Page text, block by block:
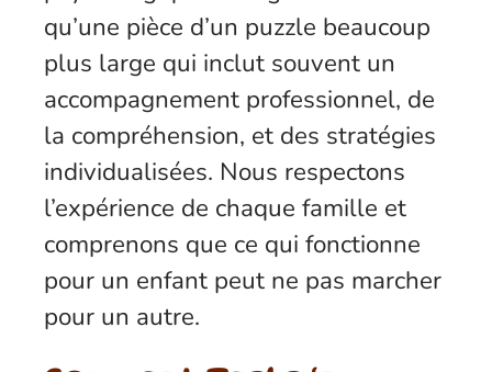
qu’une pièce d’un puzzle beaucoup
plus large qui inclut souvent un
accompagnement professionnel, de
la compréhension, et des stratégies
individualisées. Nous respectons
l’expérience de chaque famille et
comprenons que ce qui fonctionne
pour un enfant peut ne pas marcher
pour un autre.